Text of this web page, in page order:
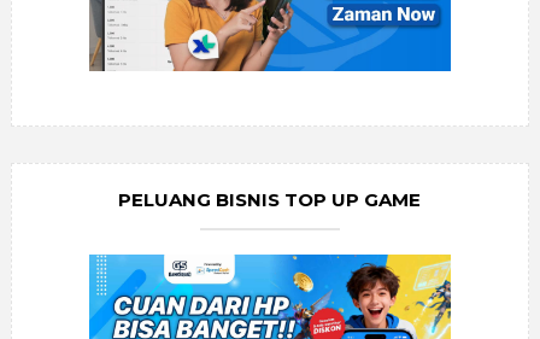
PELUANG BISNIS TOP UP GAME